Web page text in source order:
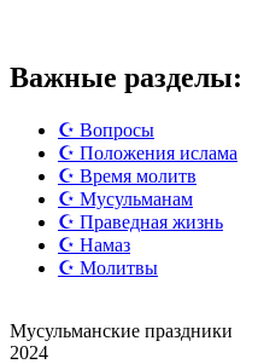
Важные разделы:
☪️ Вопросы
☪️ Положения ислама
☪️ Время молитв
☪️ Мусульманам
☪️ Праведная жизнь
☪️ Намаз
☪️ Молитвы
Мусульманские праздники
2024